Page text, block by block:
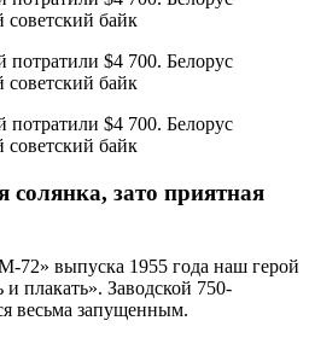
солянка, зато приятная
72» выпуска 1955 года наш герой
плакать». Заводской 750-
весьма запущенным.